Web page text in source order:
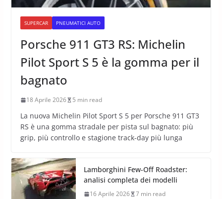
SUPERCAR PNEUMATICI AUTO
Porsche 911 GT3 RS: Michelin
Pilot Sport S 5 è la gomma per il
bagnato
18 Aprile 2026 5 min read
La nuova Michelin Pilot Sport S 5 per Porsche 911 GT3
RS è una gomma stradale per pista sul bagnato: più
grip, più controllo e stagione track-day più lunga
Lamborghini Few-Off Roadster:
analisi completa dei modelli
16 Aprile 2026 7 min read